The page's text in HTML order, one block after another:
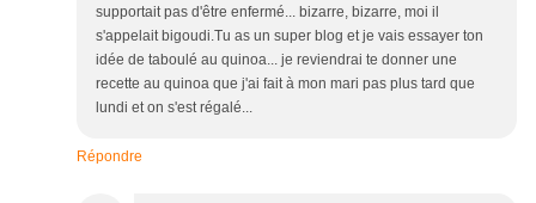
supportait pas d'être enfermé... bizarre, bizarre, moi il
s'appelait bigoudi.Tu as un super blog et je vais essayer ton
idée de taboulé au quinoa... je reviendrai te donner une
recette au quinoa que j'ai fait à mon mari pas plus tard que
lundi et on s'est régalé...
Répondre